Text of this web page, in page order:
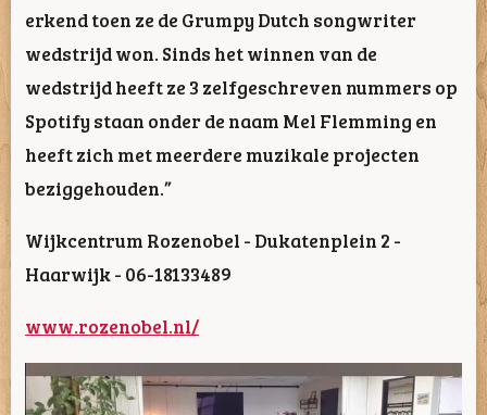
erkend toen ze de Grumpy Dutch songwriter
wedstrijd won. Sinds het winnen van de
wedstrijd heeft ze 3 zelfgeschreven nummers op
Spotify staan onder de naam Mel Flemming en
heeft zich met meerdere muzikale projecten
beziggehouden.”
Wijkcentrum Rozenobel - Dukatenplein 2 -
Haarwijk - 06-18133489
www.rozenobel.nl/